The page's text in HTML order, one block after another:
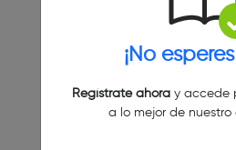
¡No
Regístrate ahoray accede
a lo mejor de nuestro